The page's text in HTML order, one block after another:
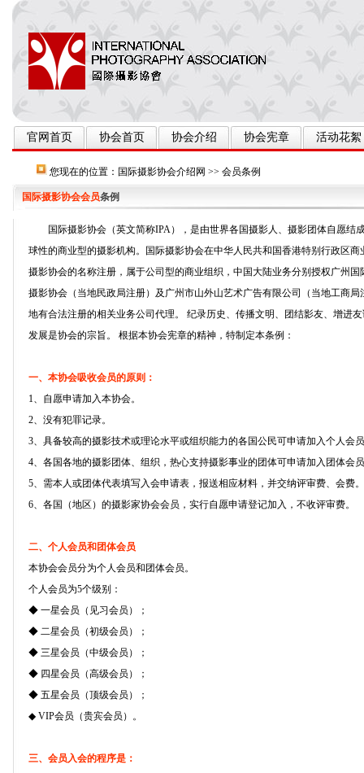
官网首页 协会首页 协会介绍 协会宪章 活动花絮
您现在的位置： 国际摄影协会介绍网 >> 会员条例
国际摄影协会会员条例
国际摄影协会（英文简称IPA），是由世界各国摄影人、摄影团体自愿结
球性的商业型的摄影机构。国际摄影协会在中华人民共和国香港特别行政区
摄影协会的名称注册，属于公司型的商业组织，中国大陆业务分别授权广州
摄影协会（当地民政局注册）及广州市山外山艺术广告有限公司（当地工商
地有合法注册的相关业务公司代理。 纪录历史、传播文明、团结影友、增进
发展是协会的宗旨。 根据本协会宪章的精神，特制定本条例：
一、本协会吸收会员的原则：
1、自愿申请加入本协会。
2、没有犯罪记录。
3、具备较高的摄影技术或理论水平或组织能力的各国公民可申请加入个人会
4、各国各地的摄影团体、组织，热心支持摄影事业的团体可申请加入团体会
5、需本人或团体代表填写入会申请表，报送相应材料，并交纳评审费、会费。
6、各国（地区）的摄影家协会会员，实行自愿申请登记加入，不收评审费。
二、个人会员和团体会员
本协会会员分为个人会员和团体会员。
个人会员为5个级别：
◆ 一星会员（见习会员）；
◆ 二星会员（初级会员）；
◆ 三星会员（中级会员）；
◆ 四星会员（高级会员）；
◆ 五星会员（顶级会员）；
◆ VIP会员（贵宾会员）。
三、会员入会的程序是：